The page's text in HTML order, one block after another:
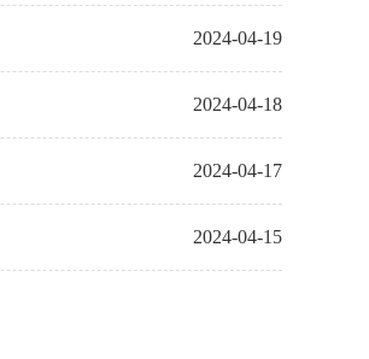
2024-04-19
2024-04-18
2024-04-17
2024-04-15